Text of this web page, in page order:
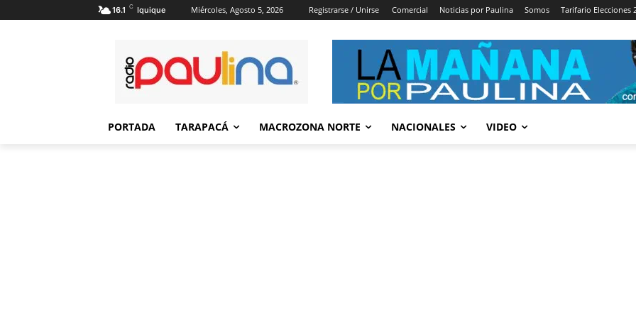
16.1 C Iquique Miércoles, Agosto 5, 2026 Registrarse / Unirse Comercial Noticias por Paulina Somos Tarifario Elecciones
PORTADA TARAPACÁ MACROZONA NORTE NACIONALES VIDEO